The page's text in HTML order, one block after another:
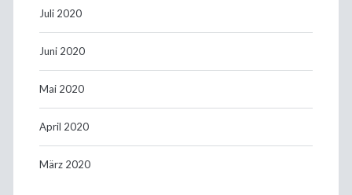
Juli 2020
Juni 2020
Mai 2020
April 2020
März 2020